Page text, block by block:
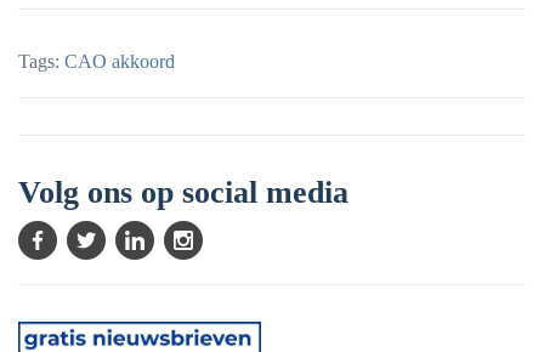
Tags: CAO akkoord
Volg ons op social media